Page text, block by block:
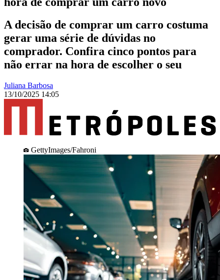
A decisão de comprar um carro costuma
gerar uma série de dúvidas no
comprador. Confira cinco pontos para
não errar na hora de escolher o seu
Juliana Barbosa
13/10/2025 14:05
GettyImages/Fahroni